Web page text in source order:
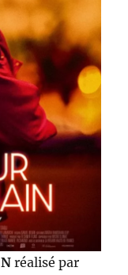
réalisé par